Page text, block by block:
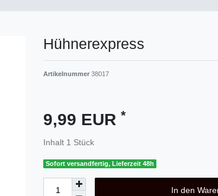
Hühnerexpress
Artikelnummer 38017
9,99 EUR *
Inhalt 1 Stück
Sofort versandfertig, Lieferzeit 48h
In den